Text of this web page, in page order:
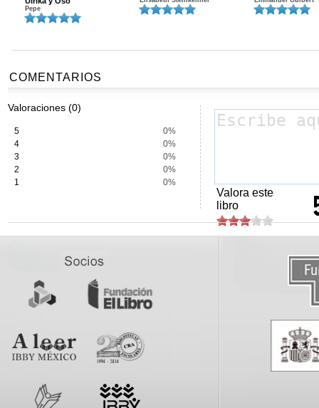
Pepe
COMENTARIOS
Valoraciones (0)
5
0%
4
0%
3
0%
2
0%
1
0%
Valora este
libro